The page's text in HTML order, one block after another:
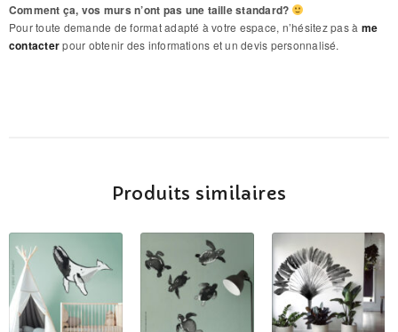
Comment ça, vos murs n’ont pas une taille standard?
Pour toute demande de format adapté à votre espace, n’hésitez pas à me
contacterpour obtenir des informations et un devis personnalisé.
Produits similaires